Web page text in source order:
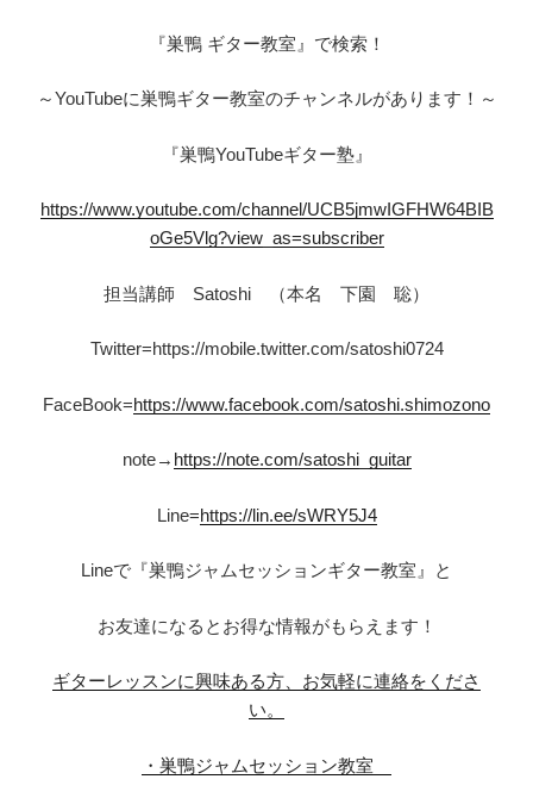
『巣鴨 ギター教室』で検索！
～YouTubeに巣鴨ギター教室のチャンネルがあります！～
『巣鴨YouTubeギター塾』
https://www.youtube.com/channel/UCB5jmwIGFHW64BIB
oGe5Vlg?view_as=subscriber
担当講師 Satoshi （本名 下園 聡）
Twitter=https://mobile.twitter.com/satoshi0724
FaceBook=https://www.facebook.com/satoshi.shimozono
note→ https://note.com/satoshi_guitar
Line=https://lin.ee/sWRY5J4
Lineで『巣鴨ジャムセッションギター教室』と
お友達になるとお得な情報がもらえます！
ギターレッスンに興味ある方、お気軽に連絡をくださ
い。
・巣鴨ジャムセッション教室